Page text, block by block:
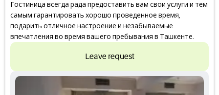
Гостиница всегда рада предоставить вам свои услуги и тем
самым гарантировать хорошо проведенное время,
подарить отличное настроение и незабываемые
впечатления во время вашего пребывания в Ташкенте.
Leave request